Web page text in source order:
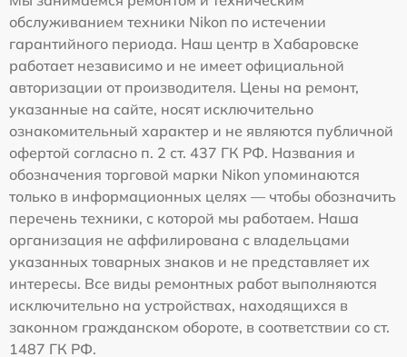
обслуживанием техники Nikon по истечении
гарантийного периода. Наш центр в Хабаровске
работает независимо и не имеет официальной
авторизации от производителя. Цены на ремонт,
указанные на сайте, носят исключительно
ознакомительный характер и не являются публичной
офертой согласно п. 2 ст. 437 ГК РФ. Названия и
обозначения торговой марки Nikon упоминаются
только в информационных целях — чтобы обозначить
перечень техники, с которой мы работаем. Наша
организация не аффилирована с владельцами
указанных товарных знаков и не представляет их
интересы. Все виды ремонтных работ выполняются
исключительно на устройствах, находящихся в
законном гражданском обороте, в соответствии со ст.
1487 ГК РФ.